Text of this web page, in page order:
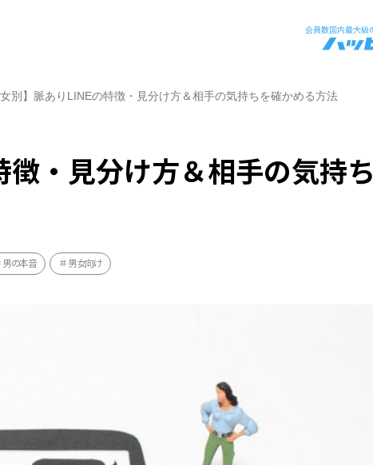
女別】脈ありLINEの特徴・見分け方＆相手の気持ちを確かめる方法
徴・見分け方＆相手の気持ち
男の本音 男女向け